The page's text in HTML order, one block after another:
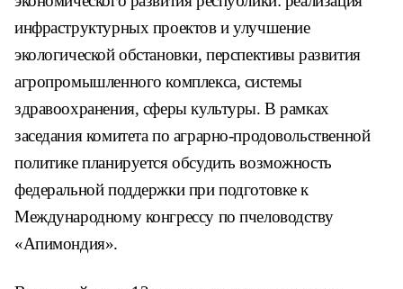
инфраструктурных проектов и улучшение
экологической обстановки, перспективы развития
агропромышленного комплекса, системы
здравоохранения, сферы культуры. В рамках
заседания комитета по аграрно-продовольственной
политике планируется обсудить возможность
федеральной поддержки при подготовке к
Международному конгрессу по пчеловодству
«Апимондия».